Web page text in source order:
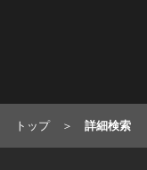
トップ 詳細検索